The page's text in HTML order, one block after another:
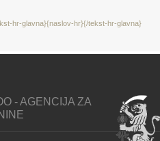
hr-glavna}{naslov-hr}{/tekst-hr-glavna}
- AGENCIJA ZA